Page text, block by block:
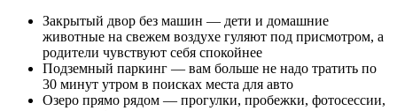
Закрытый двор без машин — дети и домашние
животные на свежем воздухе гуляют под присмотром, а
родители чувствуют себя спокойнее
Подземный паркинг — вам больше не надо тратить по
30 минут утром в поисках места для авто
Озеро прямо рядом — прогулки, пробежки, фотосессии,